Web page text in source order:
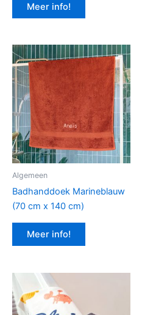
Meer info!
Algemeen
Badhanddoek Marineblauw
(70 cm x 140 cm)
Meer info!